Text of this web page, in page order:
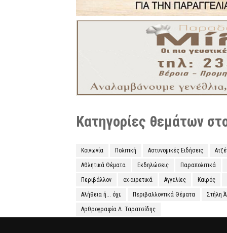
Κατηγορίες θεμάτων
Κοινωνία Πολιτική Αστυνομικές Ειδήσεις
Αθλητικά Θέματα Εκδηλώσεις Παραπολιτικά
Περιβάλλον ex-αιρετικά Αγγελίες Καιρός
Αλήθεια ή... όχι; Περιβαλλοντικά Θέματα Στήλη
Αρθρογραφία Δ. Ταρατσίδης